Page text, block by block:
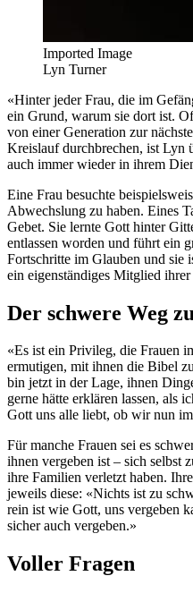
Imported Image
Lyn Turner
«Hinter jeder Frau, die im
ein Grund, warum sie dort ist.
von einer Generation zur
Kreislauf durchbrechen, ist Lyn
auch immer wieder in ihrem
Eine Frau besuchte
Abwechslung zu haben. Eines
Gebet. Sie lernte Gott hinter
entlassen worden und führt ein
Fortschritte im Glauben und sie
ein eigenständiges Mitglied
Der schwere Weg
«Es ist ein Privileg, die Frauen
ermutigen, mit ihnen die Bibel
bin jetzt in der Lage, ihnen
gerne hätte erklären lassen, als
Gott uns alle liebt, ob wir nun
Für manche Frauen sei es
ihnen vergeben ist – sich selbst
ihre Familien verletzt haben.
jeweils diese: «Nichts ist zu
rein ist wie Gott, uns vergeben
sicher auch vergeben.»
Voller Fragen